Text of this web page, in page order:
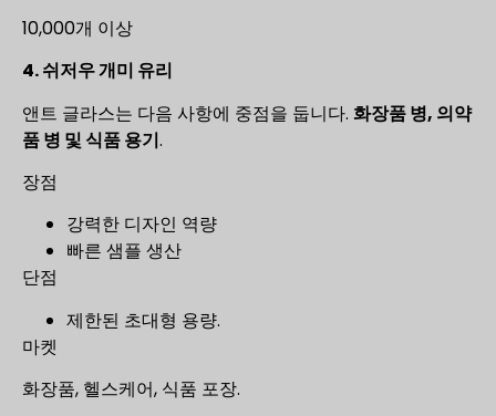
10,000개 이상
4. 쉬저우 개미 유리
앤트 글라스는 다음 사항에 중점을 둡니다. 화장품 병, 의약
품 병 및 식품 용기.
장점
강력한 디자인 역량
빠른 샘플 생산
단점
제한된 초대형 용량.
마켓
화장품, 헬스케어, 식품 포장.